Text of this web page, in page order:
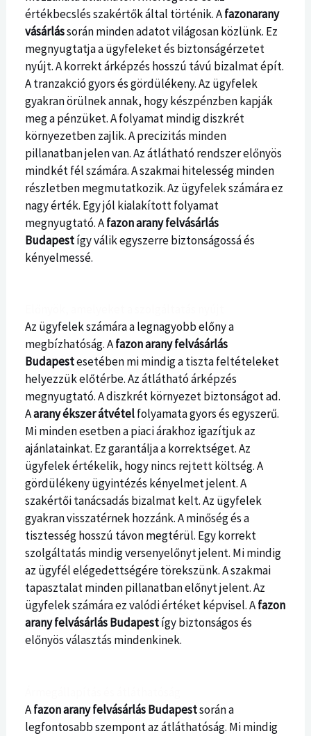
értékbecslés szakértők által történik. Afazonarany
vásárlássorán minden adatot világosan közlünk. Ez
megnyugtatja a ügyfeleket és biztonságérzetet
nyújt. A korrekt árképzés hosszú távú bizalmat épít.
A tranzakció gyors és gördülékeny. Az ügyfelek
gyakran örülnek annak, hogy készpénzben kapják
meg a pénzüket. A folyamat mindig diszkrét
környezetben zajlik. A precizitás minden
pillanatban jelen van. Az átlátható rendszer előnyös
mindkét fél számára. A szakmai hitelesség minden
részletben megmutatkozik. Az ügyfelek számára ez
nagy érték. Egy jól kialakított folyamat
megnyugtató. Afazon arany felvásárlás
Budapestígy válik egyszerre biztonságossá és
kényelmessé.
Az ügyfelek számára a legnagyobb előny a
megbízhatóság. Afazon arany felvásárlás
Budapestesetében mi mindig a tiszta feltételeket
helyezzük előtérbe. Az átlátható árképzés
megnyugtató. A diszkrét környezet biztonságot ad.
Aarany ékszer átvételfolyamata gyors és egyszerű.
Mi minden esetben a piaci árakhoz igazítjuk az
ajánlatainkat. Ez garantálja a korrektséget. Az
ügyfelek értékelik, hogy nincs rejtett költség. A
gördülékeny ügyintézés kényelmet jelent. A
szakértői tanácsadás bizalmat kelt. Az ügyfelek
gyakran visszatérnek hozzánk. A minőség és a
tisztesség hosszú távon megtérül. Egy korrekt
szolgáltatás mindig versenyelőnyt jelent. Mi mindig
az ügyfél elégedettségére törekszünk. A szakmai
tapasztalat minden pillanatban előnyt jelent. Az
ügyfelek számára ez valódi értéket képvisel. Afazon
arany felvásárlás Budapestígy biztonságos és
előnyös választás mindenkinek.
Afazon arany felvásárlás Budapestsorán a
legfontosabb szempont az átláthatóság. Mi mindig